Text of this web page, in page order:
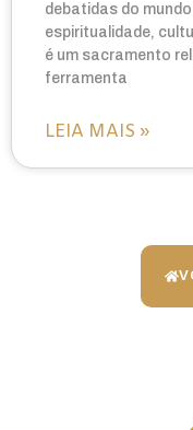
debatidas do
espiritualidade,
é um sacramento
ferramenta
LEIA MAIS »